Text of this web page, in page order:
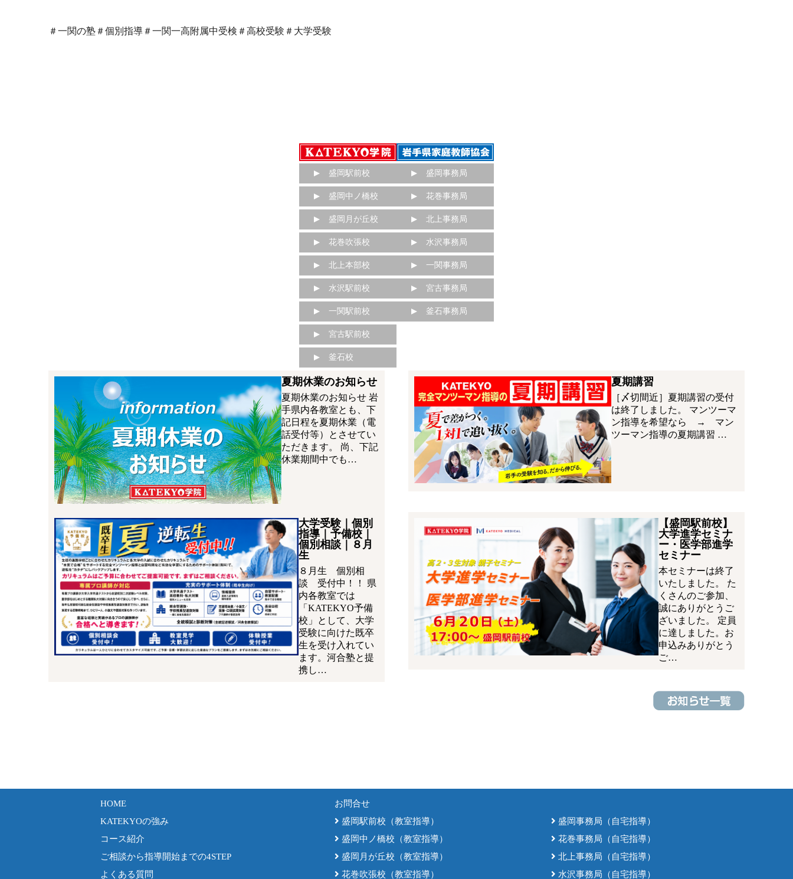
＃一関の塾＃個別指導＃一関一高附属中受検＃高校受験＃大学受験
盛岡駅前校
盛岡中ノ橋校
盛岡月が丘校
花巻吹張校
北上本部校
水沢駅前校
一関駅前校
宮古駅前校
釜石校
盛岡事務局
花巻事務局
北上事務局
水沢事務局
一関事務局
宮古事務局
釜石事務局
夏期休業のお知らせ
夏期休業のお知らせ 岩
手県内各教室とも、下
記日程を夏期休業（電
話受付等）とさせてい
ただきます。 尚、下記
休業期間中でも…
夏期講習
［〆切間近］夏期講習の受付
は終了しました。 マンツーマ
ン指導を希望なら → マン
ツーマン指導の夏期講習 …
大学受験｜個別
指導｜予備校｜
個別相談｜８月
生
８月生 個別相
談 受付中！！ 県
内各教室では
「KATEKYO予備
校」として、大学
受験に向けた既卒
生を受け入れてい
ます。河合塾と提
携し…
【盛岡駅前校】
大学進学セミナ
ー・医学部進学
セミナー
本セミナーは終了
いたしました。 た
くさんのご参加、
誠にありがとうご
ざいました。 定員
に達しました。お
申込みありがとう
ご…
HOME
KATEKYOの強み
コース紹介
ご相談から指導開始までの4STEP
よくある質問
お問合せ
盛岡駅前校（教室指導）
盛岡中ノ橋校（教室指導）
盛岡月が丘校（教室指導）
花巻吹張校（教室指導）
盛岡事務局（自宅指導）
花巻事務局（自宅指導）
北上事務局（自宅指導）
水沢事務局（自宅指導）